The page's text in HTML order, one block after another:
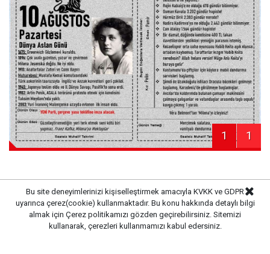
1 1
Kaynak: Haber Merkezi
Bu site deneyimlerinizi kişiselleştirmek amacıyla KVKK ve GDPR
uyarınca çerez(cookie) kullanmaktadır. Bu konu hakkında detaylı bilgi
almak için Çerez politikamızı gözden geçirebilirsiniz. Sitemizi
kullanarak, çerezleri kullanmamızı kabul edersiniz.